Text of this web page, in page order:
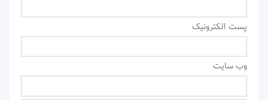
پست الکترونیک
وب سایت